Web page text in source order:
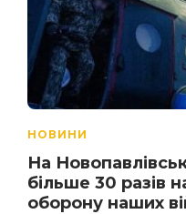
НОВИНИ
На
більше 30 разів
оборону наших